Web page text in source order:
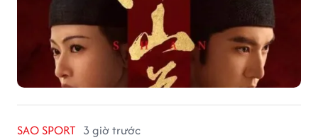
SAO SPORT 3 giờ trước